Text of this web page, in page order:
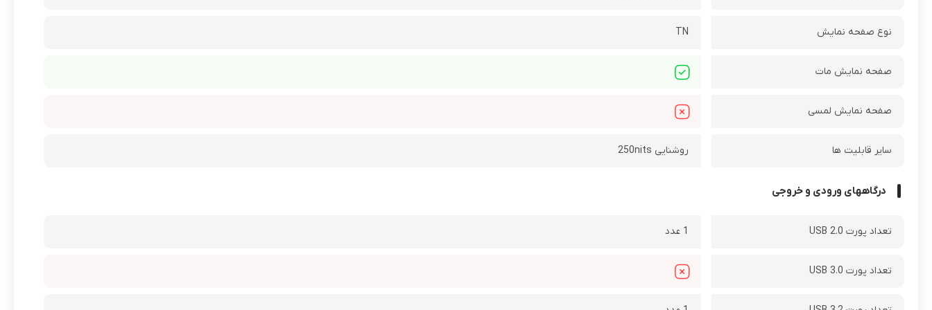
نوع صفحه نمایش TN
صفحه نمایش مات
صفحه نمایش لمسی
سایر قابلیت ها روشنایی 250nits
درگاههای ورودی و خروجی
تعداد پورت USB 2.0 1 عدد
تعداد پورت USB 3.0